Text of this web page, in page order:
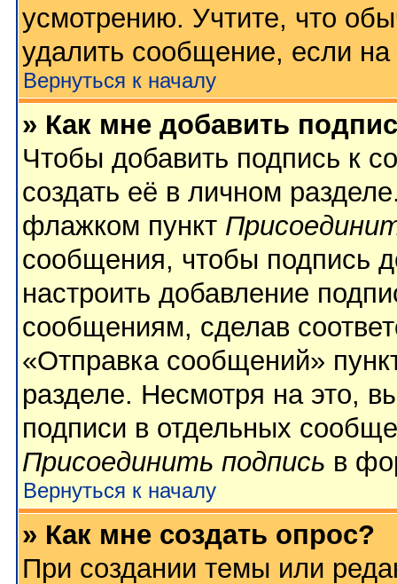
усмотрению. Учтите, что
удалить сообщение, если на
Вернуться к началу
» Как мне добавить
Чтобы добавить подпись к
создать её в личном
флажком пункт
сообщения, чтобы подпись
настроить добавление
сообщениям, сделав
«Отправка сообщений»
разделе. Несмотря на это,
подписи в отдельных
Присоединить подпись в
Вернуться к началу
» Как мне создать опрос?
При создании темы или